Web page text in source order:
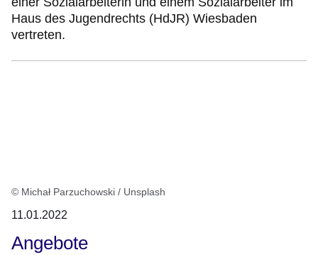
Haus des Jugendrechts (HdJR) Wiesbaden
vertreten.
© Michał Parzuchowski / Unsplash
11.01.2022
Angebote